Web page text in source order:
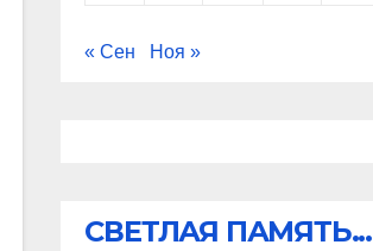
« Сен Ноя »
СВЕТЛАЯ ПАМЯТЬ...